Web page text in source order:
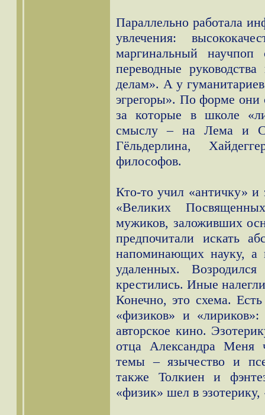
Параллельно работала
увлечения:
маргинальный научпоп
переводные
делам». А у
эгрегоры». По форме
за которые в школе
смыслу – на Лема и
Гёльдерлина,
философов.
Кто-то учил «античку»
«Великих
мужиков, заложивших
предпочитали искать
напоминающих науку, а
удаленных.
крестились. Иные
Конечно, это схема.
«физиков» и
авторское кино.
отца Александра Меня
темы – язычество и
также Толкиен и
«физик» шел в